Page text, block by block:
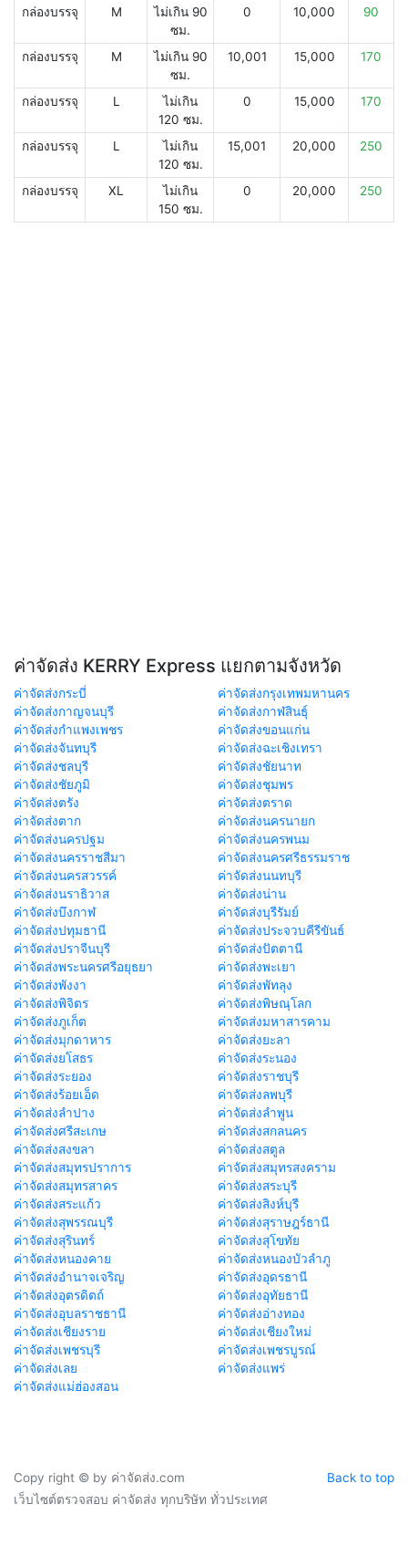
กล่องบรรจุ M
ไม่เกิน 90
ซม.
0 10,000 90
กล่องบรรจุ M
ไม่เกิน 90
ซม.
10,001 15,000 170
กล่องบรรจุ L
ไม่เกิน
120 ซม.
0 15,000 170
กล่องบรรจุ L
ไม่เกิน
120 ซม.
15,001 20,000 250
กล่องบรรจุ XL
ไม่เกิน
150 ซม.
0 20,000 250
ค่าจัดส่ง KERRY Express แยกตามจังหวัด
ค่าจัดส่งกระบี่
ค่าจัดส่งกรุงเทพมหานคร
ค่าจัดส่งกาญจนบุรี
ค่าจัดส่งกาฬสินธุ์
ค่าจัดส่งกำแพงเพชร
ค่าจัดส่งขอนแก่น
ค่าจัดส่งจันทบุรี
ค่าจัดส่งฉะเชิงเทรา
ค่าจัดส่งชลบุรี
ค่าจัดส่งชัยนาท
ค่าจัดส่งชัยภูมิ
ค่าจัดส่งชุมพร
ค่าจัดส่งตรัง
ค่าจัดส่งตราด
ค่าจัดส่งตาก
ค่าจัดส่งนครนายก
ค่าจัดส่งนครปฐม
ค่าจัดส่งนครพนม
ค่าจัดส่งนครราชสีมา
ค่าจัดส่งนครศรีธรรมราช
ค่าจัดส่งนครสวรรค์
ค่าจัดส่งนนทบุรี
ค่าจัดส่งนราธิวาส
ค่าจัดส่งน่าน
ค่าจัดส่งบึงกาฬ
ค่าจัดส่งบุรีรัมย์
ค่าจัดส่งปทุมธานี
ค่าจัดส่งประจวบคีรีขันธ์
ค่าจัดส่งปราจีนบุรี
ค่าจัดส่งปัตตานี
ค่าจัดส่งพระนครศรีอยุธยา
ค่าจัดส่งพะเยา
ค่าจัดส่งพังงา
ค่าจัดส่งพัทลุง
ค่าจัดส่งพิจิตร
ค่าจัดส่งพิษณุโลก
ค่าจัดส่งภูเก็ต
ค่าจัดส่งมหาสารคาม
ค่าจัดส่งมุกดาหาร
ค่าจัดส่งยะลา
ค่าจัดส่งยโสธร
ค่าจัดส่งระนอง
ค่าจัดส่งระยอง
ค่าจัดส่งราชบุรี
ค่าจัดส่งร้อยเอ็ด
ค่าจัดส่งลพบุรี
ค่าจัดส่งลำปาง
ค่าจัดส่งลำพูน
ค่าจัดส่งศรีสะเกษ
ค่าจัดส่งสกลนคร
ค่าจัดส่งสงขลา
ค่าจัดส่งสตูล
ค่าจัดส่งสมุทรปราการ
ค่าจัดส่งสมุทรสงคราม
ค่าจัดส่งสมุทรสาคร
ค่าจัดส่งสระบุรี
ค่าจัดส่งสระแก้ว
ค่าจัดส่งสิงห์บุรี
ค่าจัดส่งสุพรรณบุรี
ค่าจัดส่งสุราษฎร์ธานี
ค่าจัดส่งสุรินทร์
ค่าจัดส่งสุโขทัย
ค่าจัดส่งหนองคาย
ค่าจัดส่งหนองบัวลำภู
ค่าจัดส่งอำนาจเจริญ
ค่าจัดส่งอุดรธานี
ค่าจัดส่งอุตรดิตถ์
ค่าจัดส่งอุทัยธานี
ค่าจัดส่งอุบลราชธานี
ค่าจัดส่งอ่างทอง
ค่าจัดส่งเชียงราย
ค่าจัดส่งเชียงใหม่
ค่าจัดส่งเพชรบุรี
ค่าจัดส่งเพชรบูรณ์
ค่าจัดส่งเลย
ค่าจัดส่งแพร่
ค่าจัดส่งแม่ฮ่องสอน
Back to top
Copy right © by ค่าจัดส่ง.com
เว็บไซต์ตรวจสอบ ค่าจัดส่ง ทุกบริษัท ทั่วประเทศ